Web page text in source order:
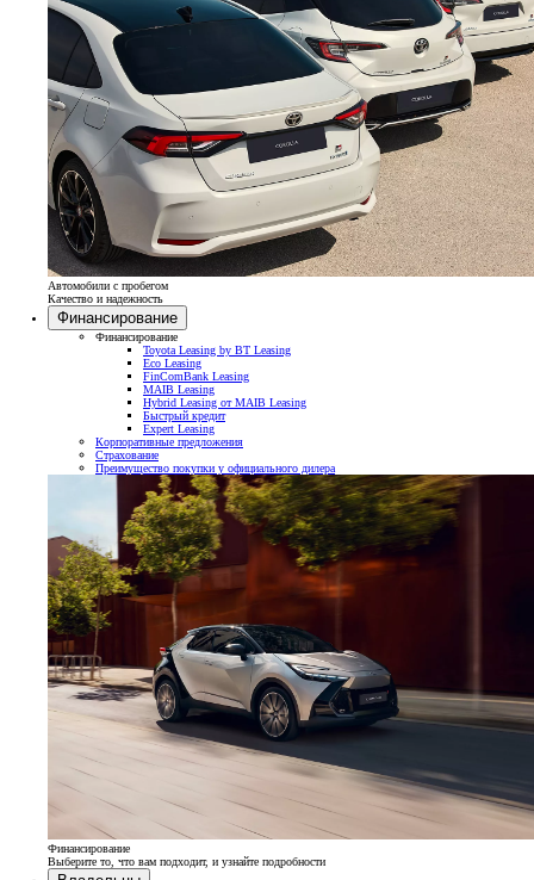
Автомобили с пробегом
Качество и надежность
Финансирование
Финансирование
Toyota Leasing by BT Leasing
Eco Leasing
FinComBank Leasing
MAIB Leasing
Hybrid Leasing от MAIB Leasing
Быстрый кредит
Expert Leasing
Корпоративные предложения
Страхование
Преимущество покупки у официального дилера
Финансирование
Выберите то, что вам подходит, и узнайте подробности